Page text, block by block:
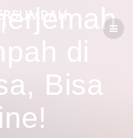
content
di
Bisa